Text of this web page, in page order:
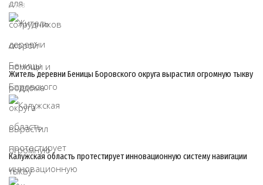
07/08
Житель деревни Беницы Боровского округа вырастил огромную тыкву
07/08
Калужская область протестирует инновационную систему навигации
07/08